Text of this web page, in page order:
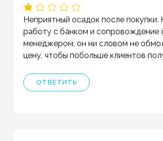
Неприятный осадок после
работу с банком и сопровождение
менеджером, он ни словом не
цену, чтобы побольше клиентов
ОТВЕТИТЬ